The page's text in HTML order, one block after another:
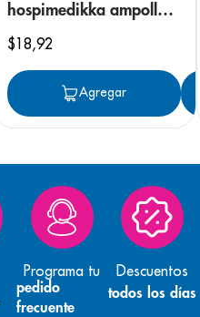
Agregar
hospimedikka ampolla
inyectable
$18,92
Agregar
Programa tu
pedido
frecuente
Descuentos
todos los días